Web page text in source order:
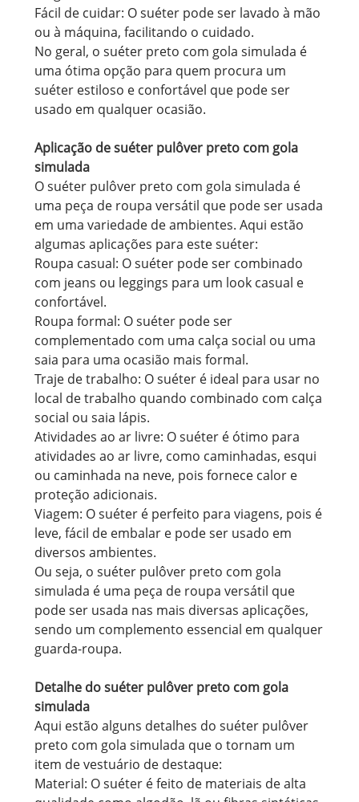
Fácil de cuidar: O suéter pode ser lavado à mão
ou à máquina, facilitando o cuidado.
No geral, o suéter preto com gola simulada é
uma ótima opção para quem procura um
suéter estiloso e confortável que pode ser
usado em qualquer ocasião.
Aplicação de suéter pulôver preto com gola
simulada
O suéter pulôver preto com gola simulada é
uma peça de roupa versátil que pode ser usada
em uma variedade de ambientes. Aqui estão
algumas aplicações para este suéter:
Roupa casual: O suéter pode ser combinado
com jeans ou leggings para um look casual e
confortável.
Roupa formal: O suéter pode ser
complementado com uma calça social ou uma
saia para uma ocasião mais formal.
Traje de trabalho: O suéter é ideal para usar no
local de trabalho quando combinado com calça
social ou saia lápis.
Atividades ao ar livre: O suéter é ótimo para
atividades ao ar livre, como caminhadas, esqui
ou caminhada na neve, pois fornece calor e
proteção adicionais.
Viagem: O suéter é perfeito para viagens, pois é
leve, fácil de embalar e pode ser usado em
diversos ambientes.
Ou seja, o suéter pulôver preto com gola
simulada é uma peça de roupa versátil que
pode ser usada nas mais diversas aplicações,
sendo um complemento essencial em qualquer
guarda-roupa.
Detalhe do suéter pulôver preto com gola
simulada
Aqui estão alguns detalhes do suéter pulôver
preto com gola simulada que o tornam um
item de vestuário de destaque:
Material: O suéter é feito de materiais de alta